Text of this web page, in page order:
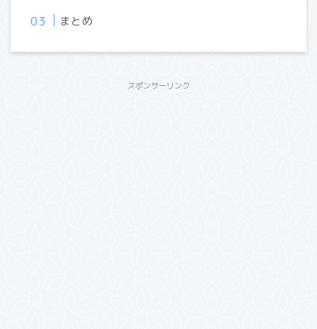
まとめ
スポンサーリンク